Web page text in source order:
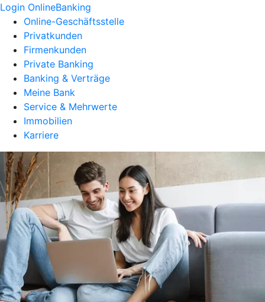
Login OnlineBanking
Online-Geschäftsstelle
Privatkunden
Firmenkunden
Private Banking
Banking & Verträge
Meine Bank
Service & Mehrwerte
Immobilien
Karriere